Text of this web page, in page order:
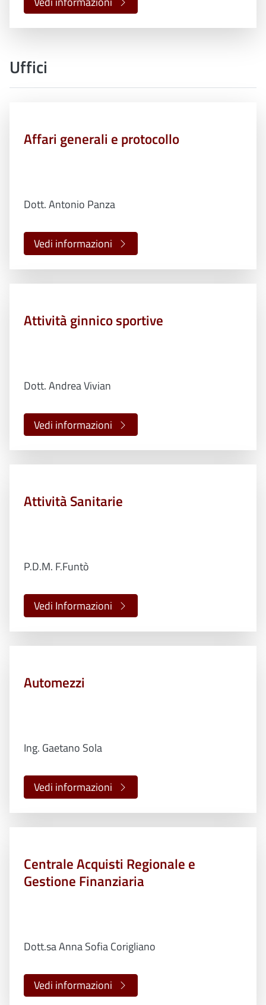
Uffici
Affari generali e protocollo
Dott. Antonio Panza
Vedi informazioni
Attività ginnico sportive
Dott. Andrea Vivian
Vedi informazioni
Attività Sanitarie
P.D.M. F.Funtò
Vedi Informazioni
Automezzi
Ing. Gaetano Sola
Vedi informazioni
Centrale Acquisti Regionale e
Gestione Finanziaria
Dott.sa Anna Sofia Corigliano
Vedi informazioni